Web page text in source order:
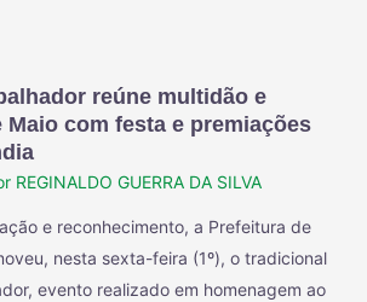
reúne multidão e
Maio com festa e premiações
REGINALDO GUERRA DA SILVA
e reconhecimento, a Prefeitura de
nesta sexta-feira (1º), o tradicional
evento realizado em homenagem ao